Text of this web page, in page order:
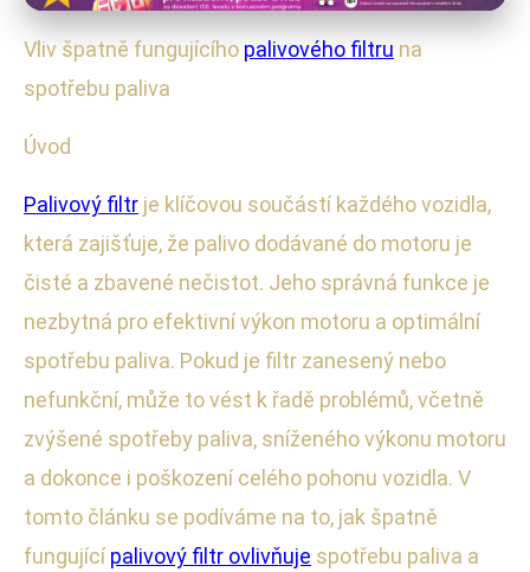
Jak Špatný Palivový Filtr Zvyšuje
Spotřebu Paliva Vašeho Auta
7. 8. 2025
Vliv špatně fungujícího palivového filtru na
spotřebu paliva
Úvod
Palivový filtr je klíčovou součástí každého vozidla,
která zajišťuje, že palivo dodávané do motoru je
čisté a zbavené nečistot. Jeho správná funkce je
nezbytná pro efektivní výkon motoru a optimální
spotřebu paliva. Pokud je filtr zanesený nebo
nefunkční, může to vést k řadě problémů, včetně
zvýšené spotřeby paliva, sníženého výkonu motoru
a dokonce i poškození celého pohonu vozidla. V
tomto článku se podíváme na to, jak špatně
fungujícípalivový filtr ovlivňuje spotřebu paliva a